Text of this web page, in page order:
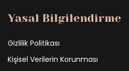
Yasal Bilgilendirme
Gizlilik Politikası
Kişisel Verilerin Korunması